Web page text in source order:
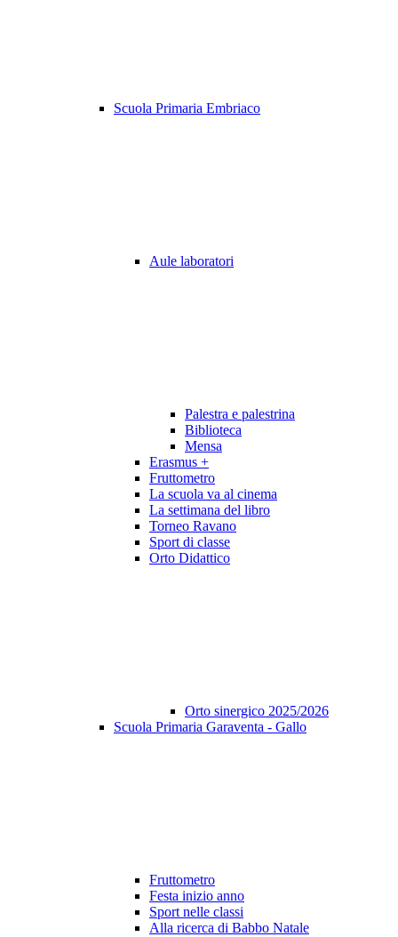
Scuola Primaria Embriaco
Aule laboratori
Palestra e palestrina
Biblioteca
Mensa
Erasmus +
Fruttometro
La scuola va al cinema
La settimana del libro
Torneo Ravano
Sport di classe
Orto Didattico
Orto sinergico 2025/2026
Scuola Primaria Garaventa - Gallo
Fruttometro
Festa inizio anno
Sport nelle classi
Alla ricerca di Babbo Natale